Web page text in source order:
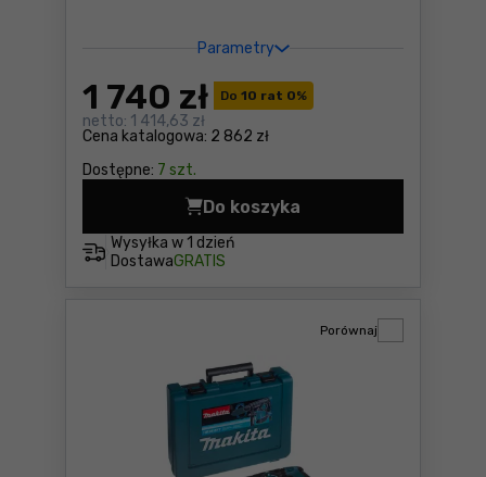
Parametry
Do 10 rat 0%
Cena katalogowa: 2 862 zł
1 740 zł
netto: 1 414,63 zł
Dostępne: 7 szt.
Wysyłka w 1 dzień
DostawaGRATIS
Do koszyka
Młotowiertarka Makita
Porównaj